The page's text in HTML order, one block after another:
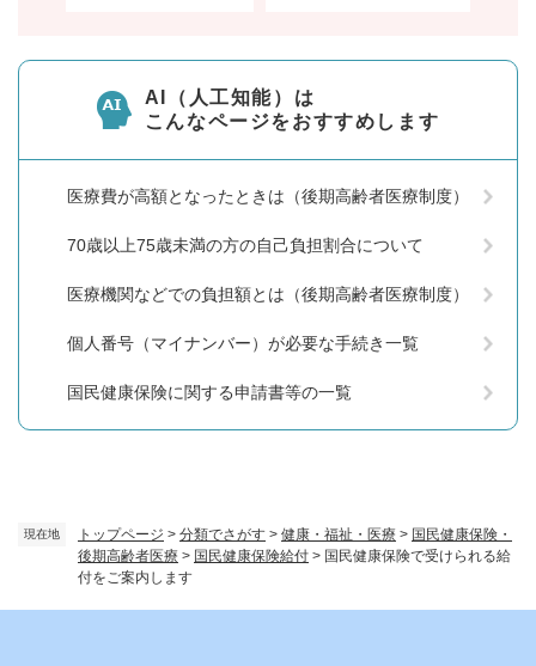
現在地 トップページ > 分類でさがす > 健康・福祉・医療 > 国民健康保険・
後期高齢者医療 > 国民健康保険給付 > 国民健康保険で受けられる給
付をご案内します
AI（人工知能）は
こんなページをおすすめします
医療費が高額となったときは（後期高齢者医療制度）
70歳以上75歳未満の方の自己負担割合について
医療機関などでの負担額とは（後期高齢者医療制度）
個人番号（マイナンバー）が必要な手続き一覧
国民健康保険に関する申請書等の一覧